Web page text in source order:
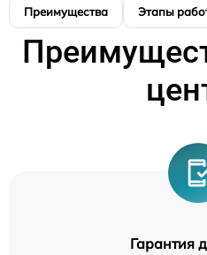
Преимущества Этапы
Гарантия